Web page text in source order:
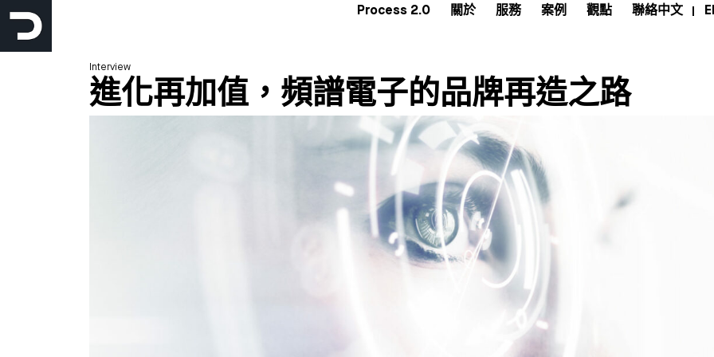
跳
主
Process 2.0 關於 服務 案例 觀點 聯絡中文
Interview
進化再加值，頻譜電子的品牌再造之路